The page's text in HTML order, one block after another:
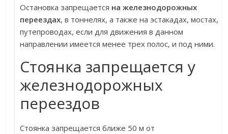
Остановка запрещается на железнодорожных
переездах, в тоннелях, а также на эстакадах, мостах,
путепроводах, если для движения в данном
направлении имеется менее трех полос, и под ними.
Стоянка запрещается у
железнодорожных
переездов
Стоянка запрещается ближе 50 м от